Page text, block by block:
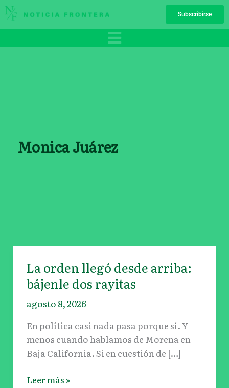
Ir
al
Subscribirse
Monica Juárez
La orden llegó desde arriba:
bájenle dos rayitas
agosto 8, 2026
En política casi nada pasa porque sí. Y
menos cuando hablamos de Morena en
Baja California. Si en cuestión de […]
La
orden
llegó
desde
arriba:
bájenle
dos
rayitas
Leer más »